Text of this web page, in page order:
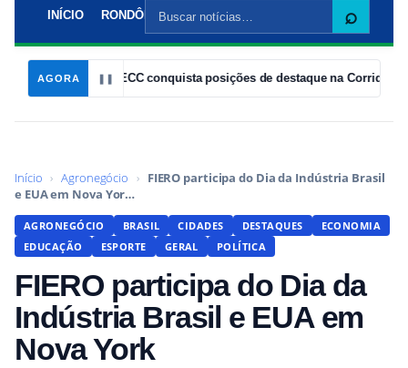
INÍCIO RONDÔNIA POLÍTICA CIDADES
Buscar
por:
⌕
AGORA ❚❚
14:05ADECC conquista posições de destaque na Corrida
Início › Agronegócio › FIERO participa do Dia da Indústria Brasil
e EUA em Nova Yor…
AGRONEGÓCIO BRASIL CIDADES DESTAQUES
ECONOMIA
EDUCAÇÃO
ESPORTE GERAL POLÍTICA
FIERO participa do Dia da
Indústria Brasil e EUA em
Nova York